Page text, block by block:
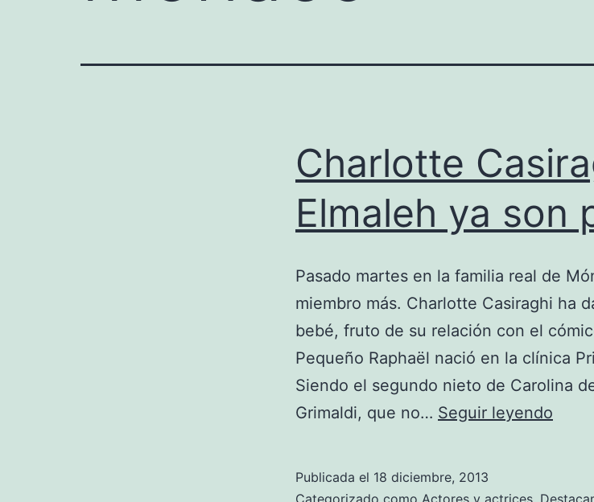
Charlotte
Elmaleh ya son
Pasado martes en la familia real de
miembro más. Charlotte Casiraghi ha
bebé, fruto de su relación con el
Pequeño Raphaël nació en la clínica
Siendo el segundo nieto de Carolina
Grimaldi, que no… Seguir leyendo
Gad
Publicada el 18 diciembre, 2013
Categorizado como Actores y actrices,